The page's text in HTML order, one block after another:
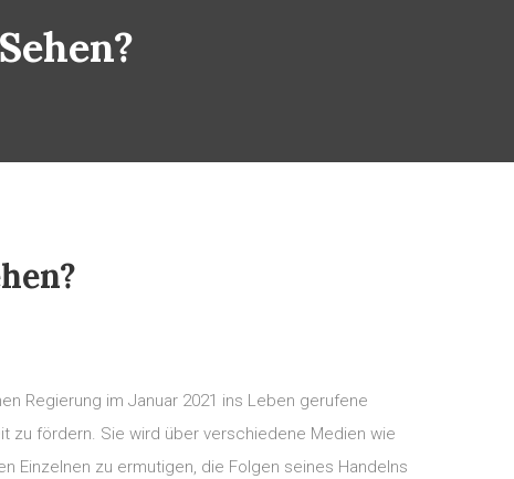
Regierung im Januar 2021 ins Leben gerufene
zu fördern. Sie wird über verschiedene Medien wie
Einzelnen zu ermutigen, die Folgen seines Handelns